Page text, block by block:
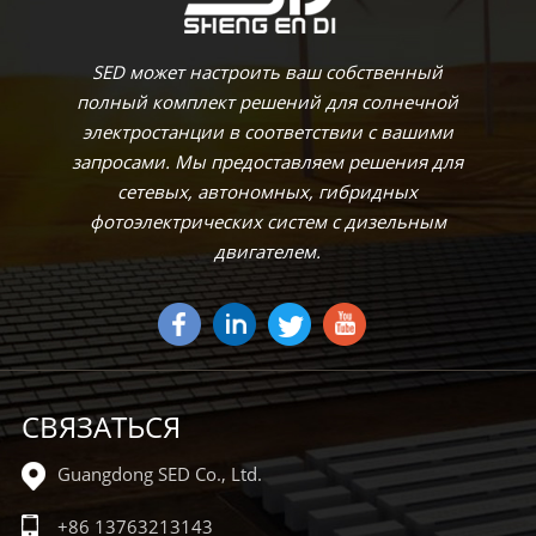
SED может настроить ваш собственный
полный комплект решений для солнечной
электростанции в соответствии с вашими
запросами. Мы предоставляем решения для
сетевых, автономных, гибридных
фотоэлектрических систем с дизельным
двигателем.
СВЯЗАТЬСЯ
Guangdong SED Co., Ltd.
+86 13763213143